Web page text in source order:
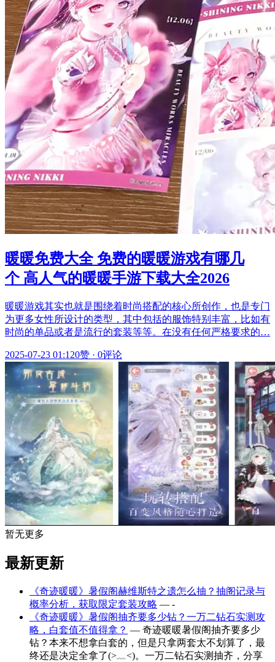
暖暖免费大全 免费的暖暖游戏有哪几
个 高人气的暖暖手游下载大全2026
暖暖游戏其实也就是围绕着时尚搭配的核心所创作，也是专门
为更多女性所设计的类型，其中包括的服饰特别丰富，比如有
时尚的单品或者是流行的套装等等。在没有任何严格要求的…
2025-07-23 01:120赞 · 0评论
暂无更多
最新更新
《奇迹暖暖》暑假阁赫维斯特之遗怎么抽？抽阁记录与
概率分析，获取限定套装攻略 — -
《奇迹暖暖》暑假阁抽齐要多少钻？一万二钻石实测攻
略，白套值不值得拿？ — 奇迹暖暖暑假阁抽齐要多少
钻？本来不想拿白套的，但是只拿两套太不划算了，最
终还是决定全拿了(>﹏<)。一万二钻石实测抽齐，分享